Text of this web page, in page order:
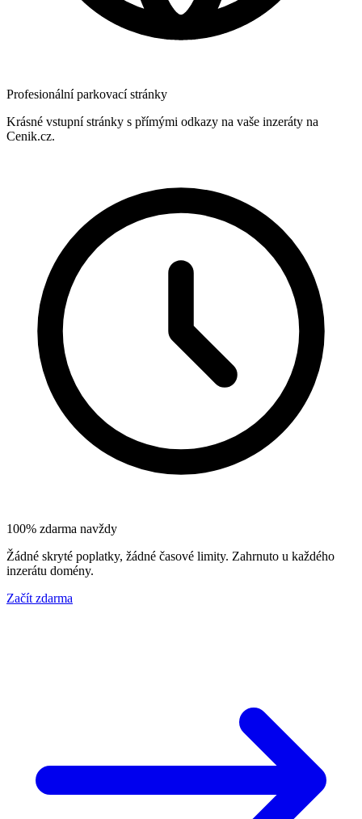
Profesionální parkovací stránky
Krásné vstupní stránky s přímými odkazy na vaše inzeráty na
Cenik.cz.
100% zdarma navždy
Žádné skryté poplatky, žádné časové limity. Zahrnuto u každého
inzerátu domény.
Začít zdarma